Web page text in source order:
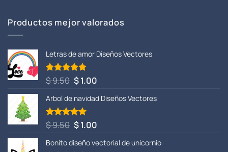
Productos mejor valorados
Letras de amor Diseños Vectores
Valorado
con
de 5
$9.50 El
original
era:
$ 9.50.
$1.00El
actual
$ 1.00.
Arbol de navidad Diseños Vectores
Valorado
con
de 5
$9.50 El
original
$1.00El
actual
Bonito diseño vectorial de unicornio